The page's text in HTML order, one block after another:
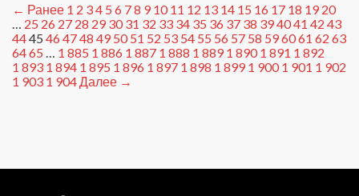
← Ранее 1 2 34 5 6 78 9 10 11 12 13 14 15 16 17 18 19 20
… 25 26 27 28 29 30 31 32 33 34 35 36 37 38 394041 42 43
4445 46 4748 49 50 51 52 53 54 55 56 57 58 596061 62 63
6465 … 1 885 1 886 1 887 1 888 1 889 1 890 1 891 1 892
1 893 1 894 1 895 1 896 1 897 1 898 1 899 1 900 1 901 1 902
1 903 1 904Далее →